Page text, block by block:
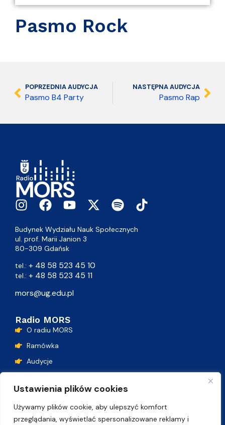
Ustawienia plików cookies
Używamy plików cookie, aby ulepszyć komfort
przeglądania, wyświetlać spersonalizowane reklamy i
Pasmo Rock
POPRZEDNIA AUDYCJA
Pasmo B4 Party
NASTĘPNA AUDYCJA
Pasmo Rap
Budynek Wydziału Nauk Społecznych
ul. prof. Marii Janion 3
80-309 Gdańsk
tel.: + 48 58 523 45 10
tel.: + 48 58 523 45 11
mors@ug.edu.pl
Radio MORS
O radiu MORS
Ramówka
Audycje
Lista przebojów
Kontakt